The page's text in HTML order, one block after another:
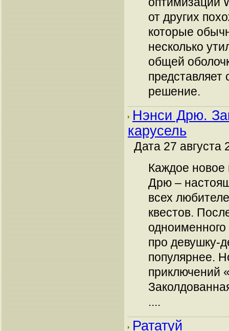
от других
которые
несколько
общей
представляет
решение.
Нэнси Дрю.
карусель
Дата 27 августа
Каждое новое
Дрю –
всех
квестов.
про девушку-
популярнее.
приключений
....
Рататуй